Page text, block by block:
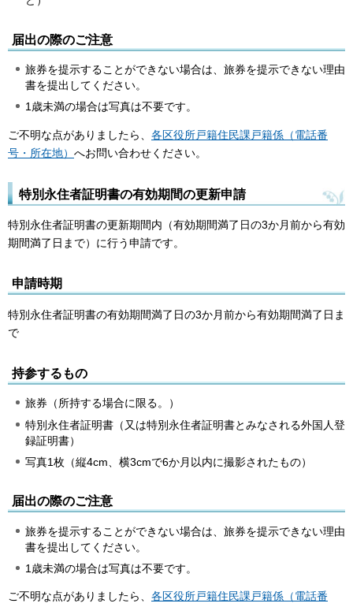
届出の際のご注意
旅券を提示することができない場合は、旅券を提示できない理由
書を提出してください。
1歳未満の場合は写真は不要です。
ご不明な点がありましたら、 各区役所戸籍住民課戸籍係（電話番
号・所在地） へお問い合わせください。
特別永住者証明書の有効期間の更新申請
特別永住者証明書の更新期間内（有効期間満了日の3か月前から有効
期間満了日まで）に行う申請です。
申請時期
特別永住者証明書の有効期間満了日の3か月前から有効期間満了日ま
で
持参するもの
旅券（所持する場合に限る。）
特別永住者証明書（又は特別永住者証明書とみなされる外国人登
録証明書）
写真1枚（縦4cm、横3cmで6か月以内に撮影されたもの）
届出の際のご注意
旅券を提示することができない場合は、旅券を提示できない理由
書を提出してください。
1歳未満の場合は写真は不要です。
ご不明な点がありましたら、 各区役所戸籍住民課戸籍係（電話番